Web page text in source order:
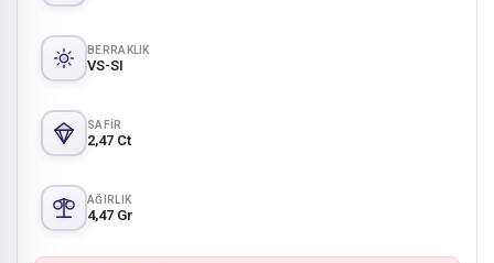
BERRAKLIK
VS-SI
SAFIR
2,47 Ct
AĞIRLIK
4,47 Gr